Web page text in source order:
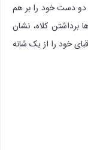
دو دست خود را بر هم
کلاه، نشان
خود را از یک شانه